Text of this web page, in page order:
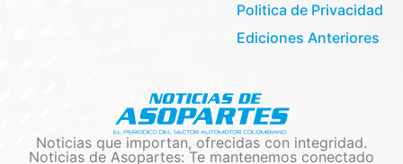
Politica de Privacidad
Ediciones Anteriores
Noticias que importan, ofrecidas con integridad.
Noticias de Asopartes: Te mantenemos conectado